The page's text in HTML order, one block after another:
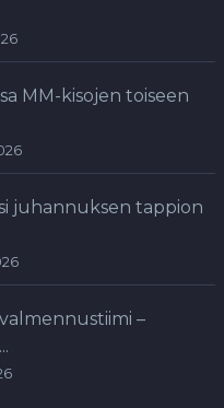
MM-kisojen toiseen
juhannuksen tappion
–